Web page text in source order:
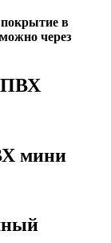
покрытие в
через
ПВХ
мини